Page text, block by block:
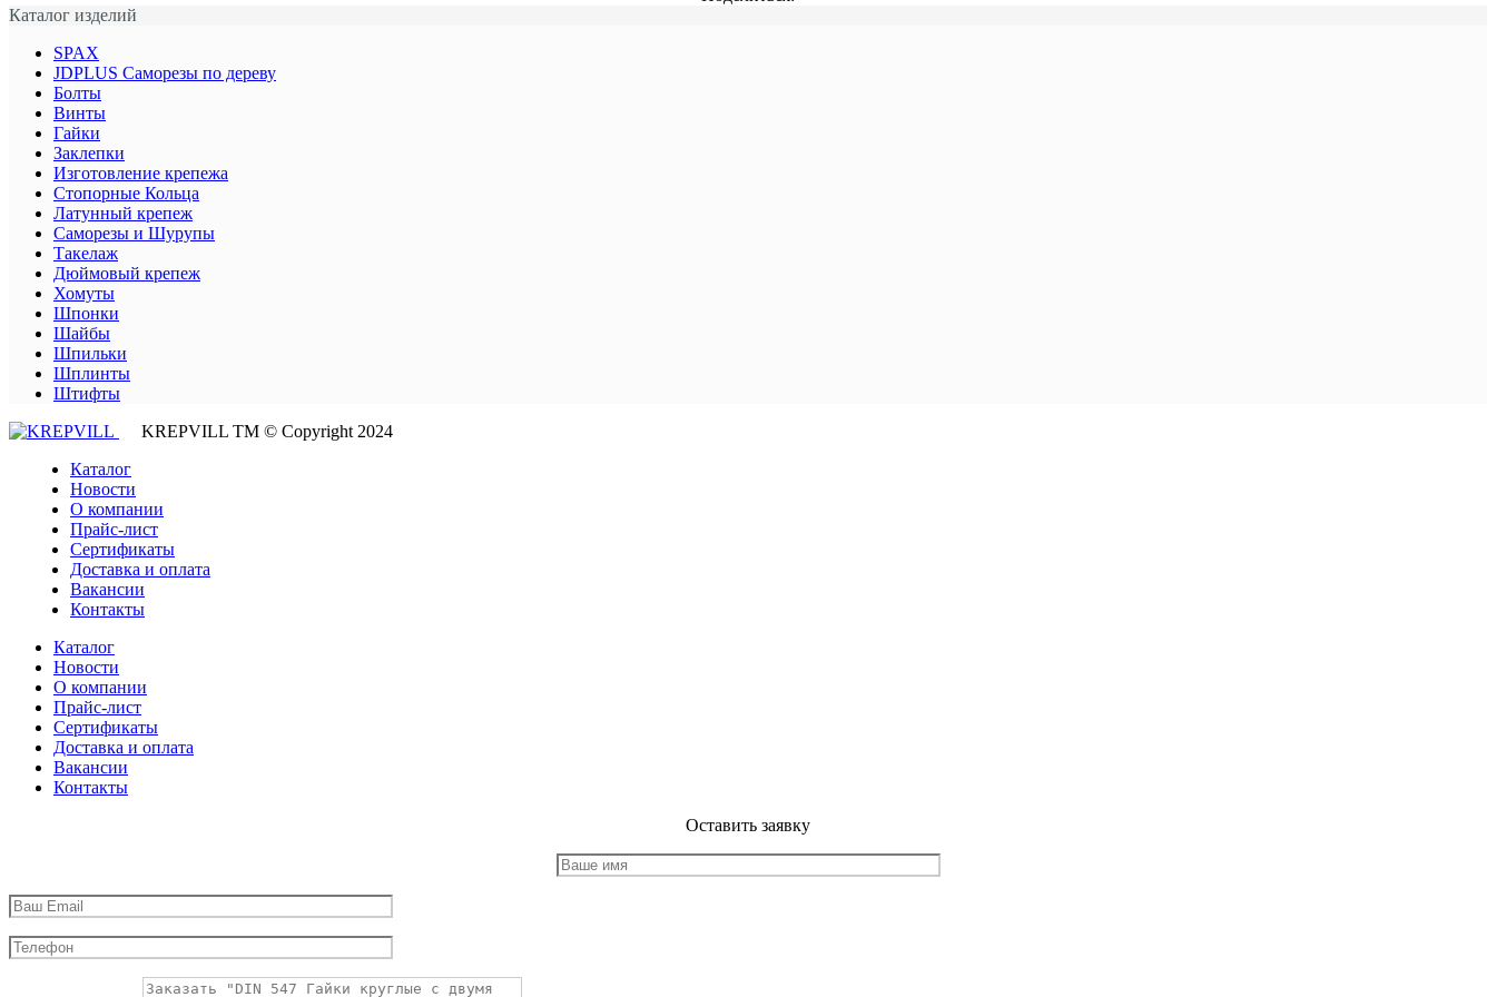
Каталог изделий
SPAX
JDPLUS Саморезы по дереву
Болты
Винты
Гайки
Заклепки
Изготовление крепежа
Стопорные Кольца
Латунный крепеж
Саморезы и Шурупы
Такелаж
Дюймовый крепеж
Хомуты
Шпонки
Шайбы
Шпильки
Шплинты
Штифты
KREPVILL ТМ © Copyright 2024
Каталог
Новости
О компании
Прайс-лист
Сертификаты
Доставка и оплата
Вакансии
Контакты
Каталог
Новости
О компании
Прайс-лист
Сертификаты
Доставка и оплата
Вакансии
Контакты
Оставить заявку